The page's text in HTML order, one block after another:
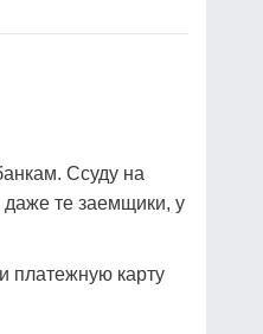
Ссуду на
даже те заемщики, у
платежную карту